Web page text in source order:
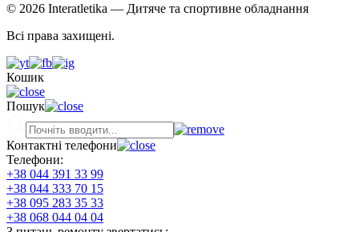
© 2026 Interatletika — Дитяче та спортивне обладнання
Всі права захищені.
Кошик
Пошук
Контактні телефони
Телефони:
+38 044 391 33 99
+38 044 333 70 15
+38 095 283 35 33
+38 068 044 04 04